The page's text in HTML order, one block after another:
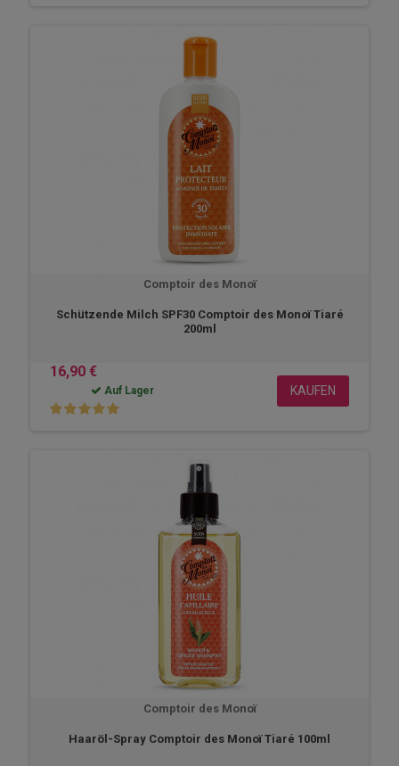
Comptoir des Monoï
Schützende Milch SPF30 Comptoir des Monoï Tiaré
200ml
16,90 €
Auf Lager KAUFEN
Comptoir des Monoï
Haaröl-Spray Comptoir des Monoï Tiaré 100ml